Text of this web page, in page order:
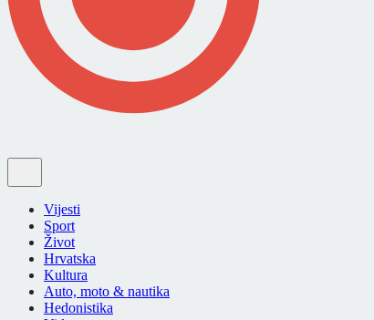
Vijesti
Sport
Život
Hrvatska
Kultura
Auto, moto & nautika
Hedonistika